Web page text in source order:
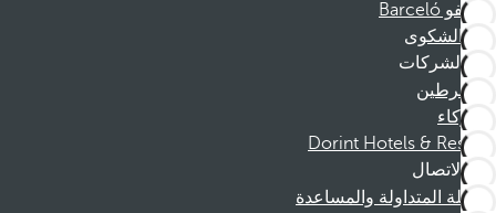
موظفو Barceló
قناة الشكوى
الشركات
المنخرطين
الشركاء
Dorint Hotels & Resorts
الاتصال
الأسئلة المتداولة والمساعدة